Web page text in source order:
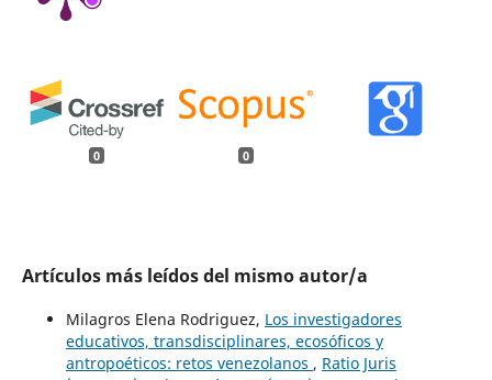
0 0
Artículos más leídos del mismo autor/a
Milagros Elena Rodriguez, Los investigadores
educativos, transdisciplinares, ecosóficos y
antropoéticos: retos venezolanos , Ratio Juris